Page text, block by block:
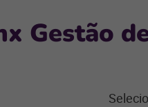
Gestão